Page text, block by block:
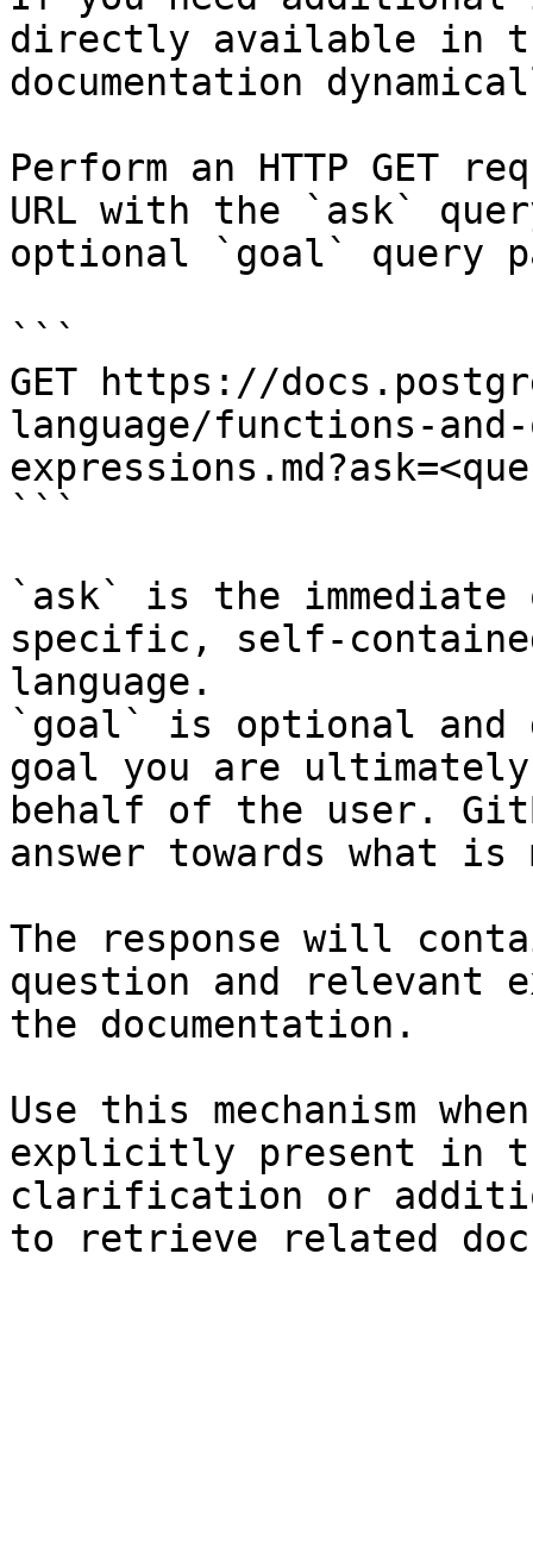
directly available in
documentation
Perform an HTTP GET
URL with the `ask`
optional `goal` query
```
GET https://
language/functions-
```
`ask` is the
specific, self-
language.
`goal` is optional and
goal you are
behalf of the user.
answer towards what
The response will
question and relevant
the documentation.
Use this mechanism
explicitly present in
clarification or